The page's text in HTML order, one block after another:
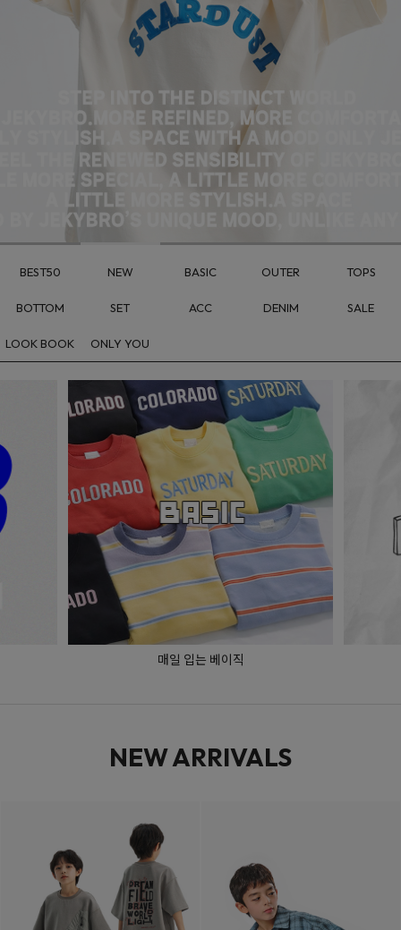
BEST50 NEW BASIC OUTER TOPS
BOTTOM SET ACC DENIM SALE
LOOK BOOK ONLY YOU
매일 입는 베이직
NEW ARRIVALS